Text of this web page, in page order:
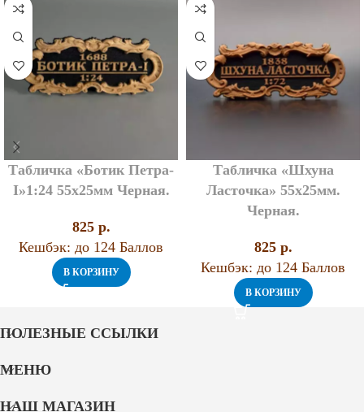
Табличка «Ботик Петра-
I»1:24 55х25мм Черная.
825 p.
Кешбэк: до 124 Баллов
В КОРЗИНУ
Табличка «Шхуна
Ласточка» 55х25мм.
Черная.
825 p.
Кешбэк: до 124 Баллов
В КОРЗИНУ
ПОЛЕЗНЫЕ ССЫЛКИ
МЕНЮ
НАШ МАГАЗИН